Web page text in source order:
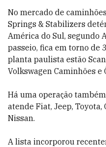
No mercado de
Springs & Stabilizers
América do Sul, segundo
passeio, fica em torno de
planta paulista estão
Volkswagen Caminhões e
Há uma operação
atende Fiat, Jeep,
Nissan.
A lista incorporou